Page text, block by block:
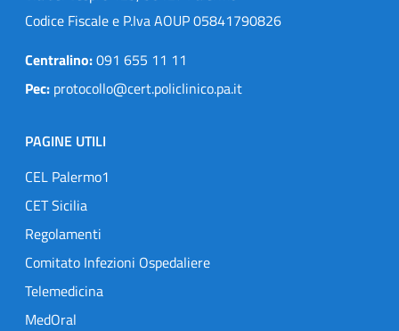
Codice Fiscale e P.Iva AOUP 05841790826
Centralino:091 655 11 11
Pec: protocollo@cert.policlinico.pa.it
PAGINE UTILI
CEL Palermo1
CET Sicilia
Regolamenti
Comitato Infezioni Ospedaliere
Telemedicina
MedOral